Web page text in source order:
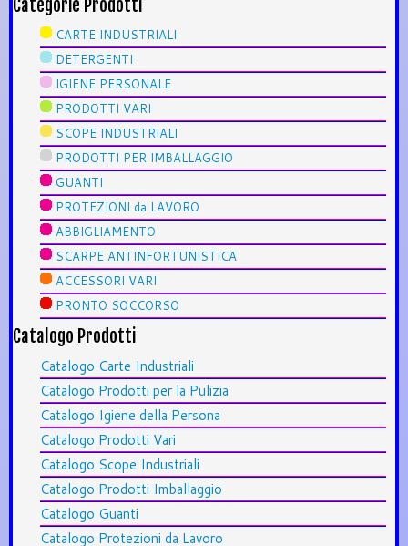
Categorie Prodotti
CARTE INDUSTRIALI
DETERGENTI
IGIENE PERSONALE
PRODOTTI VARI
SCOPE INDUSTRIALI
PRODOTTI PER IMBALLAGGIO
GUANTI
PROTEZIONI da LAVORO
ABBIGLIAMENTO
SCARPE ANTINFORTUNISTICA
ACCESSORI VARI
PRONTO SOCCORSO
Catalogo Prodotti
Catalogo Carte Industriali
Catalogo Prodotti per la Pulizia
Catalogo Igiene della Persona
Catalogo Prodotti Vari
Catalogo Scope Industriali
Catalogo Prodotti Imballaggio
Catalogo Guanti
Catalogo Protezioni da Lavoro